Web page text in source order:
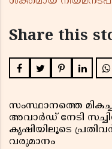
Share this
സംസ്ഥാനത്തെ
അവാർഡ് നേടി
കൃഷിയിലൂടെ
വരുമാനം